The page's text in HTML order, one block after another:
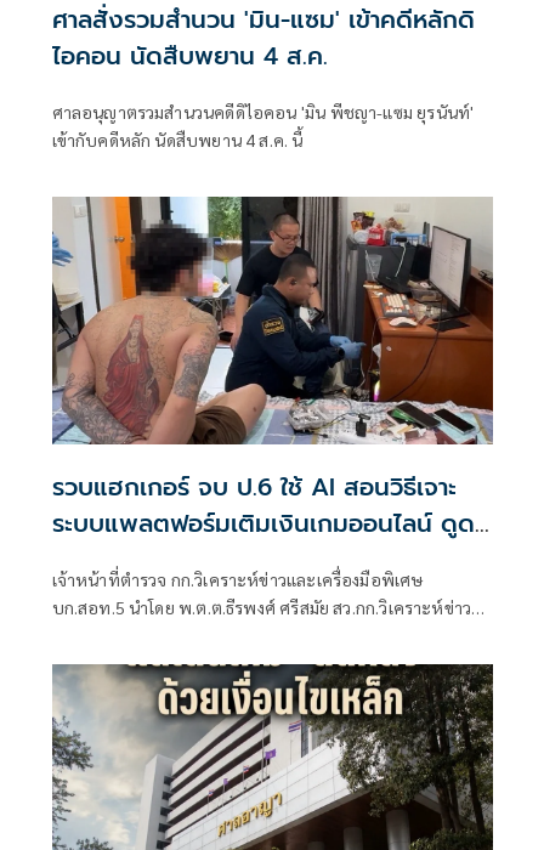
ศาลสั่งรวมสำนวน 'มิน-แซม' เข้าคดีหลักดิ
ไอคอน นัดสืบพยาน 4 ส.ค.
ศาลอนุญาตรวมสำนวนคดีดิไอคอน 'มิน พีชญา-แซม ยุรนันท์'
เข้ากับคดีหลัก นัดสืบพยาน 4 ส.ค. นี้
รวบแฮกเกอร์ จบ ป.6 ใช้ AI สอนวิธีเจาะ
ระบบแพลตฟอร์มเติมเงินเกมออนไลน์ ดูด
เงิน 2 แสน พบมี 5 หมายจับ
เจ้าหน้าที่ตำรวจ กก.วิเคราะห์ข่าวและเครื่องมือพิเศษ
บก.สอท.5 นำโดย พ.ต.ต.ธีรพงศ์ ศรีสมัย สว.กก.วิเคราะห์ข่าว
ตำรวจ บก.สส.ภ.8 นำหมายค้นศาลจังหวัดภูเก็ตที่ 175/2569 ลง
15 ก.ค.69